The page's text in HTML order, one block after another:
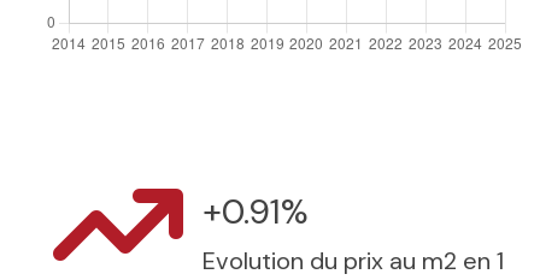
+0.91%
Evolution du prix au m2 en 1